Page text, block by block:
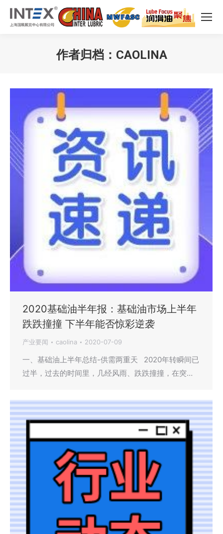
作者归档： CAOLINA
2020基础油半年报：基础油市场上半年
跌跌撞撞 下半年能否惊彩逆袭
产业要闻 caolina 2020-07-09
一、基础油上半年总结-供需两重天 2020年转瞬间已
过半，过去的时间里，几经风雨、跌跌撞撞，在突…